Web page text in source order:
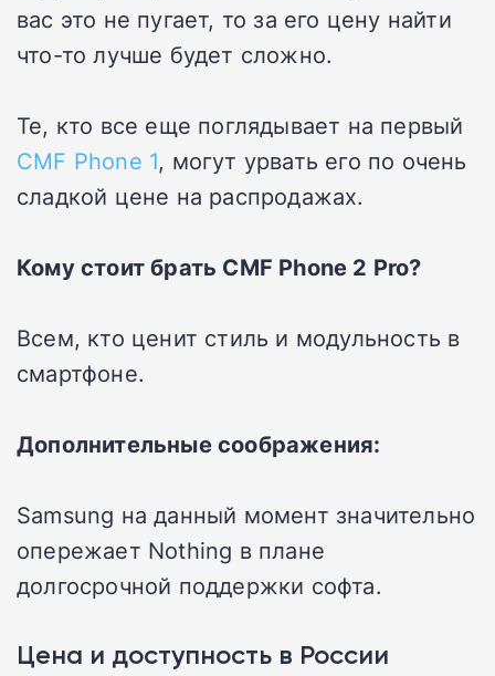
вас это не пугает, то за его цену найти
что-то лучше будет сложно.
Те, кто все еще поглядывает на первый
CMF Phone 1, могут урвать его по очень
сладкой цене на распродажах.
Кому стоит брать CMF Phone 2 Pro?
Всем, кто ценит стиль и модульность в
смартфоне.
Дополнительные соображения:
Samsung на данный момент значительно
опережает Nothing в плане
долгосрочной поддержки софта.
Цена и доступность в России